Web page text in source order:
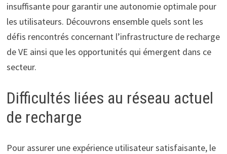
insuffisante pour garantir une autonomie optimale pour
les utilisateurs. Découvrons ensemble quels sont les
défis rencontrés concernant l’infrastructure de recharge
de VE ainsi que les opportunités qui émergent dans ce
secteur.
Difficultés liées au réseau actuel
de recharge
Pour assurer une expérience utilisateur satisfaisante, le